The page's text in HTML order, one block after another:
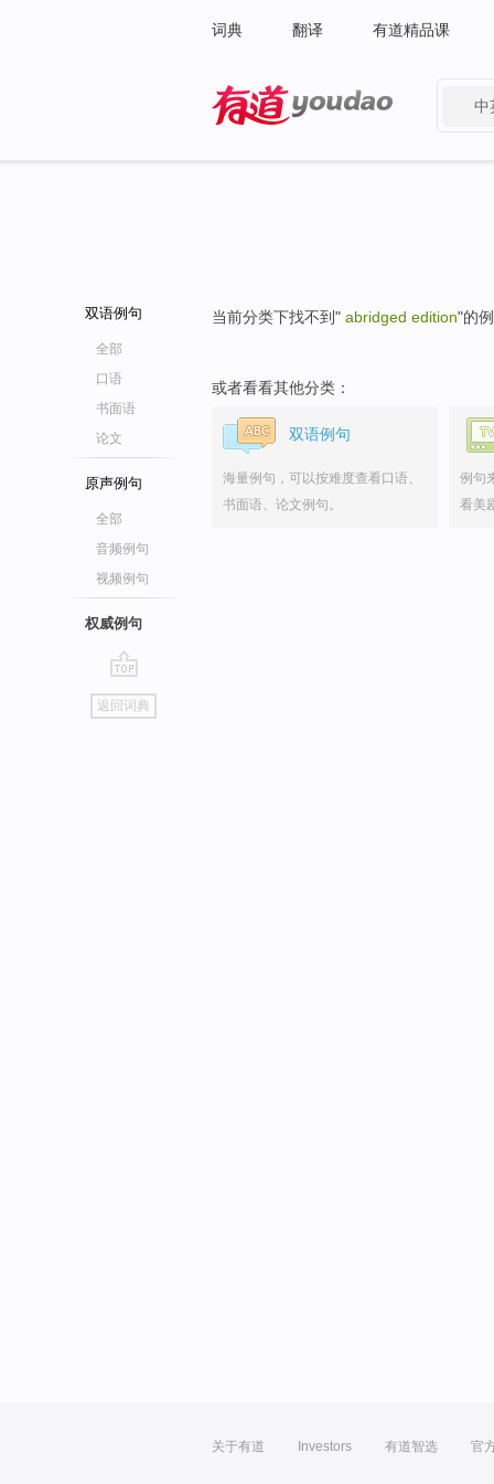
词典 翻译 有道精品课
中
双语例句
全部
口语
书面语
论文
原声例句
全部
音频例句
视频例句
权威例句
go
top
返回词典
当前分类下找不到" abridged edition"的例
或者看看其他分类：
双语例句
海量例句，可以按难度查看口语、
书面语、论文例句。
例句
看美
关于有道 Investors 有道智选 官